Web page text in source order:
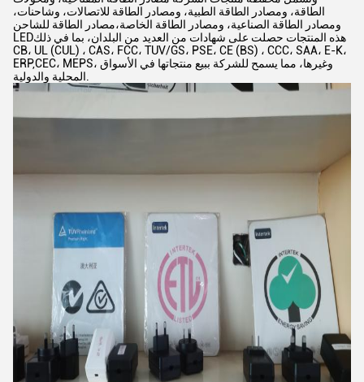
الطاقة، ومصادر الطاقة الطبية، ومصادر الطاقة للاتصالات، وشاحنات،
ومصادر الطاقة الصناعية، ومصادر الطاقة الخاصة،مصادر الطاقة للشاحن
LEDهذه المنتجات حصلت على شهادات من العديد من البلدان، بما في ذلك
CB، UL (CUL) ، CAS، FCC، TUV/GS، PSE، CE (BS) ، CCC، SAA، E-K،
ERP,CEC، MEPS، وغيرها، مما يسمح للشركة ببيع منتجاتها في الأسواق
المحلية والدولية.